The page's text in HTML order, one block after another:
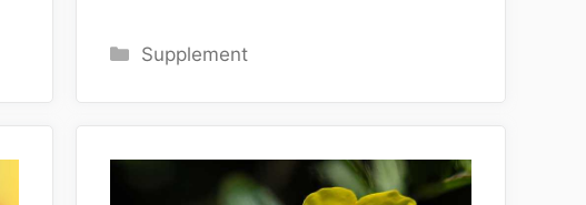
Kategoriler
Supplement